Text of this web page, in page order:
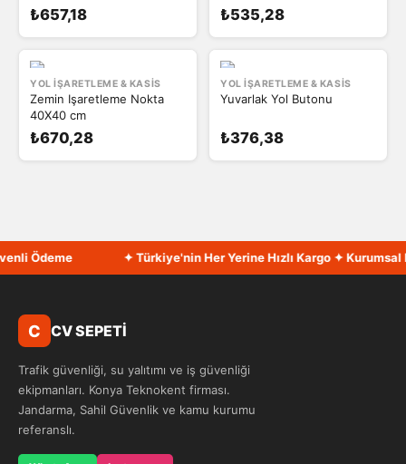
₺657,18 ₺535,28
YOL İŞARETLEME & KASIS
Zemin Işaretleme Nokta
40X40 cm
₺670,28
YOL İŞARETLEME & KASIS
Yuvarlak Yol Butonu
₺376,38
Ödeme ✦ Türkiye'nin Her Yerine Hızlı Kargo ✦ Kurumsal
C CV SEPETİ
Trafik güvenliği, su yalıtımı ve iş güvenliği
ekipmanları. Konya Teknokent firması.
Jandarma, Sahil Güvenlik ve kamu kurumu
referanslı.